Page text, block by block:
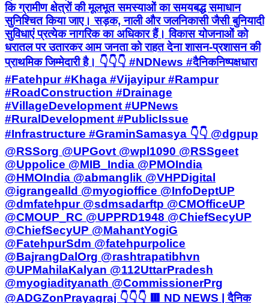
कि ग्रामीण क्षेत्रों की मूलभूत समस्याओं का समयबद्ध समाधान
सुनिश्चित किया जाए। सड़क, नाली और जलनिकासी जैसी बुनियादी
सुविधाएं प्रत्येक नागरिक का अधिकार हैं। विकास योजनाओं को
धरातल पर उतारकर आम जनता को राहत देना शासन-प्रशासन की
प्राथमिक जिम्मेदारी है। 👇👇👇 #NDNews #दैनिकनिष्पक्षधारा
#Fatehpur #Khaga #Vijayipur #Rampur
#RoadConstruction #Drainage
#VillageDevelopment #UPNews
#RuralDevelopment #PublicIssue
#Infrastructure #GraminSamasya 👇👇 @dgpup
@RSSorg @UPGovt @wpl1090 @RSSgeet
@Uppolice @MIB_India @PMOIndia
@HMOIndia @abmanglik @VHPDigital
@igrangealld @myogioffice @InfoDeptUP
@dmfatehpur @sdmsadarftp @CMOfficeUP
@CMOUP_RC @UPPRD1948 @ChiefSecyUP
@ChiefSecyUP @MahantYogiG
@FatehpurSdm @fatehpurpolice
@BajrangDalOrg @rashtrapatibhvn
@UPMahilaKalyan @112UttarPradesh
@myogiadityanath @CommissionerPrg
@ADGZonPrayagraj 👇👇👇 🟥 ND NEWS | दैनिक